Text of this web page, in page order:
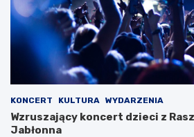
KONCERT KULTURA WYDARZENIA
Wzruszający koncert dzieci z
Jabłonna